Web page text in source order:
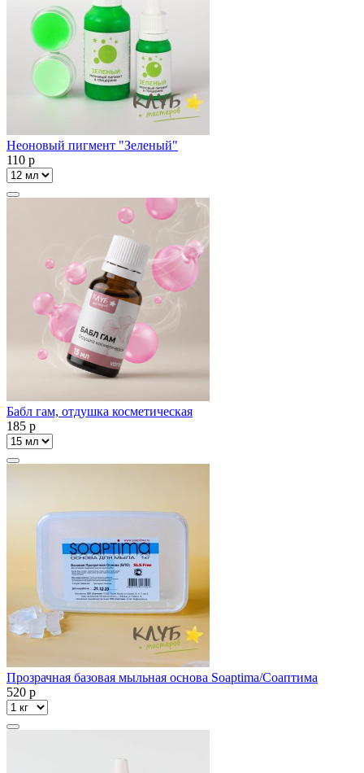
Неоновый пигмент "Зеленый"
110 p
Бабл гам, отдушка косметическая
185 p
Прозрачная базовая мыльная основа Soaptima/Соаптима
520 p